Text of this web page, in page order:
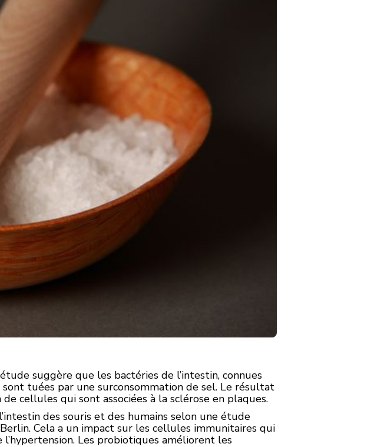
suggère que les bactéries de l’intestin, connues
tuées par une surconsommation de sel. Le résultat
cellules qui sont associées à la sclérose en plaques.
des souris et des humains selon une étude
Cela a un impact sur les cellules immunitaires qui
Les probiotiques améliorent les